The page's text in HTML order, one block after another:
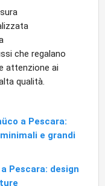
che regalano
attenzione ai
qualità.
a Pescara:
e grandi
Pescara: design